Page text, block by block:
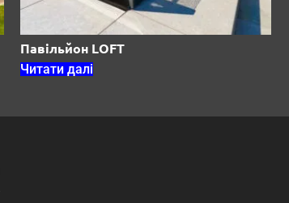
Павільйон LOFT
Читати далі